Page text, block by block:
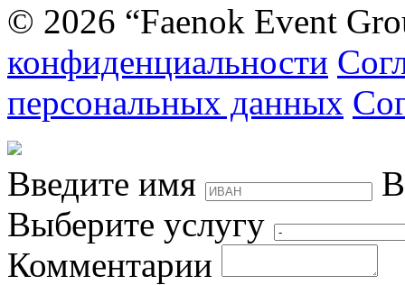
© 2026 “Faenok Event
конфиденциальности
персональных данных
Введите имя
Выберите услугу
Комментарии